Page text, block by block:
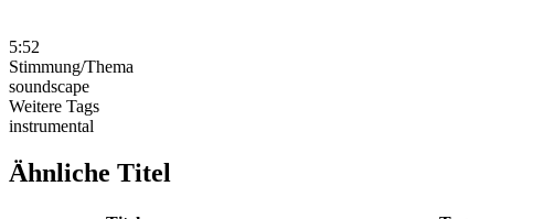
5:52
Stimmung/Thema
soundscape
Weitere Tags
instrumental
Ähnliche Titel